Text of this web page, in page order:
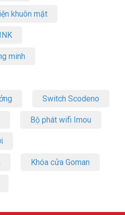
khuôn mặt
minh
Switch Scodeno
Bộ phát wifi Imou
Khóa cửa Goman